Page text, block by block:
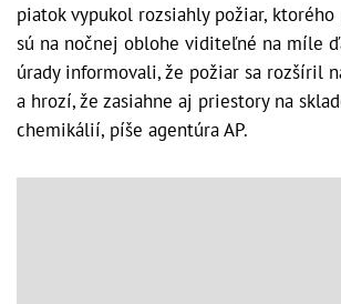
piatok vypukol rozsiahly požiar, ktorého
sú na nočnej oblohe viditeľné na míle
úrady informovali, že požiar sa rozšíril
a hrozí, že zasiahne aj priestory na
chemikálií, píše agentúra AP.